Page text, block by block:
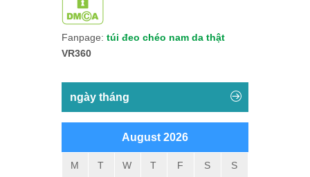
Fanpage: túi đeo chéo nam da thật
VR360
ngày tháng
August 2026
M T W T F S S